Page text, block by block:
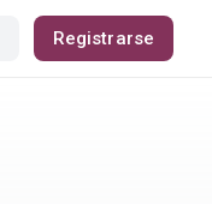
Registrarse